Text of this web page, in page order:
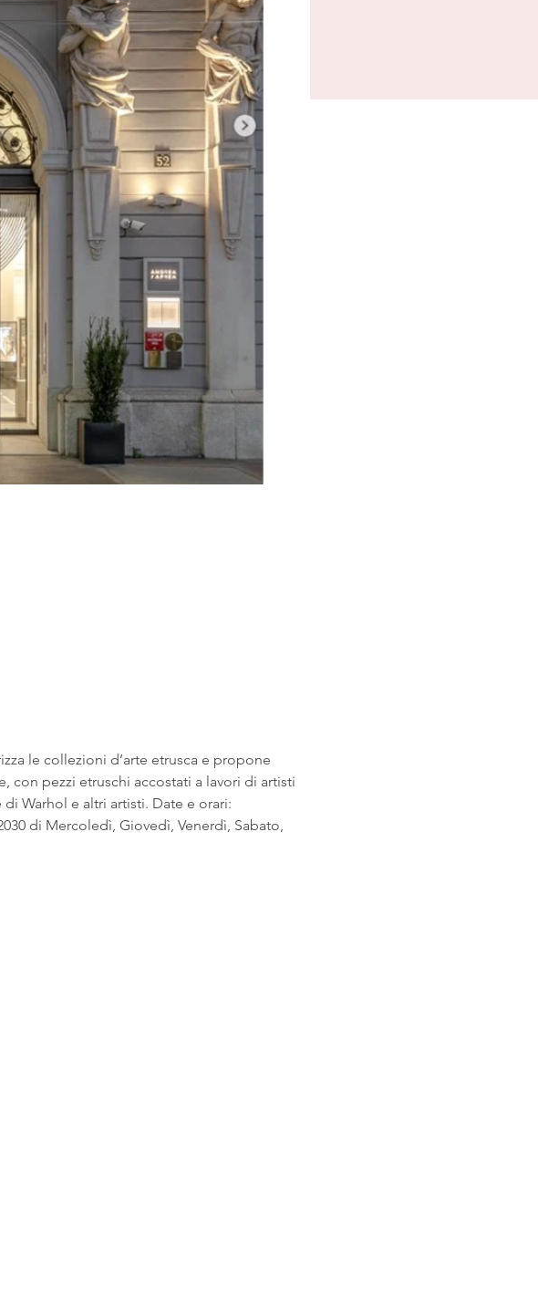
le collezioni d’arte etrusca e propone
con pezzi etruschi accostati a lavori di artisti
Warhol e altri artisti. Date e orari:
di Mercoledì, Giovedì, Venerdì, Sabato,